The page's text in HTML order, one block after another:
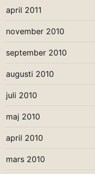
april 2011
november 2010
september 2010
augusti 2010
juli 2010
maj 2010
april 2010
mars 2010